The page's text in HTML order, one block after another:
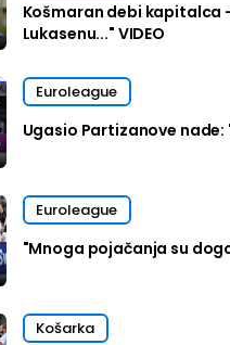
Košmaran debi kapitalca
Lukasenu..." VIDEO
Euroleague
Ugasio Partizanove nade:
Euroleague
"Mnoga pojačanja su
Košarka